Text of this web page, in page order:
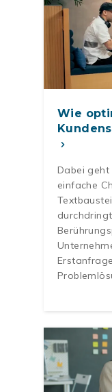
Wie
Dabei
einfache